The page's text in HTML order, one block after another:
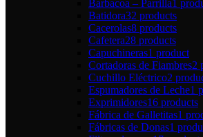
Barbacoa – Parrilla1
Batidora32 products
Cacerolas8 products
Cafetera28 products
Capuchineras1 product
Cortadoras de Fiambres2
Cuchillo Eléctrico2
Espumadores de Leche1
Exprimidores16 products
Fábrica de Galletitas1
Fábricas de Donas1